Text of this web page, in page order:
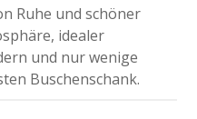
Ruhe und schöner
idealer
und nur wenige
Buschenschank.